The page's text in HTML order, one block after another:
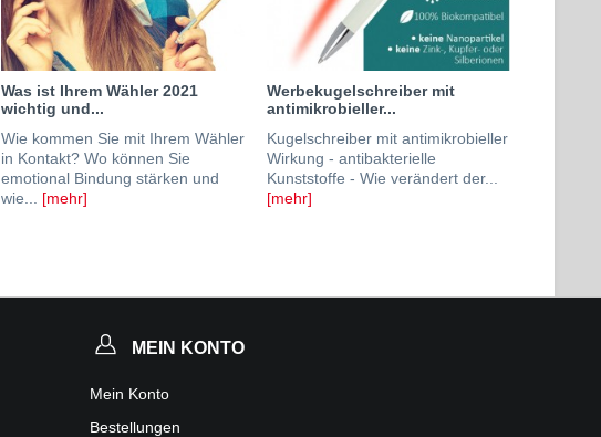
Was ist Ihrem Wähler 2021
wichtig und...
Wie kommen Sie mit Ihrem Wähler
in Kontakt? Wo können Sie
emotional Bindung stärken und
wie... [mehr]
Werbekugelschreiber mit
antimikrobieller...
Kugelschreiber mit antimikrobieller
Wirkung - antibakterielle
Kunststoffe - Wie verändert der...
[mehr]
MEIN KONTO
Mein Konto
Bestellungen